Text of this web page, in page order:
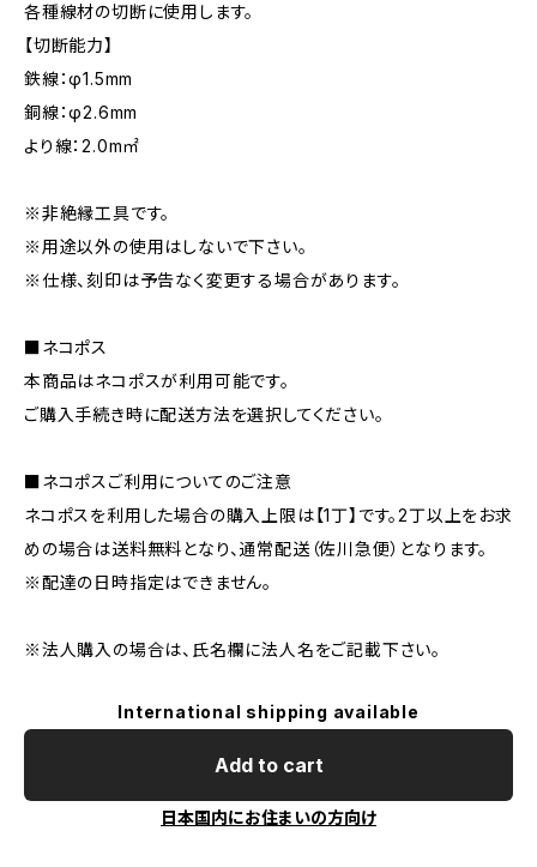
各種線材の切断に使用します。
【切断能力】
鉄線：φ1.5mm
銅線：φ2.6mm
より線：2.0m㎡
※非絶縁工具です。
※用途以外の使用はしないで下さい。
※仕様、刻印は予告なく変更する場合があります。
■ネコポス
本商品はネコポスが利用可能です。
ご購入手続き時に配送方法を選択してください。
■ネコポスご利用についてのご注意
ネコポスを利用した場合の購入上限は【1丁】です。2丁以上をお求
めの場合は送料無料となり、通常配送（佐川急便）となります。
※配達の日時指定はできません。
※法人購入の場合は、氏名欄に法人名をご記載下さい。
International shipping available
Add to cart
日本国内にお住まいの方向け